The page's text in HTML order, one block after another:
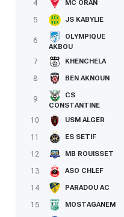
4
MC ORAN
5
JS KABYLIE
6
OLYMPIQUE
AKBOU
7 KHENCHELA
8
BEN AKNOUN
9
CS
CONSTANTINE
10 USM ALGER
11
ES SETIF
12
MB ROUISSET
13
ASO CHLEF
14
PARADOU AC
15
MOSTAGANEM